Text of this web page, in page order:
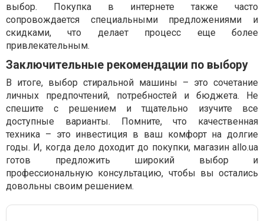
выбор. Покупка в интернете также часто
сопровождается специальными предложениями и
скидками, что делает процесс еще более
привлекательным.
Заключительные рекомендации по выбору
В итоге, выбор стиральной машины – это сочетание
личных предпочтений, потребностей и бюджета. Не
спешите с решением и тщательно изучите все
доступные варианты. Помните, что качественная
техника – это инвестиция в ваш комфорт на долгие
годы. И, когда дело доходит до покупки, магазин allo.ua
готов предложить широкий выбор и
профессиональную консультацию, чтобы вы остались
довольны своим решением.